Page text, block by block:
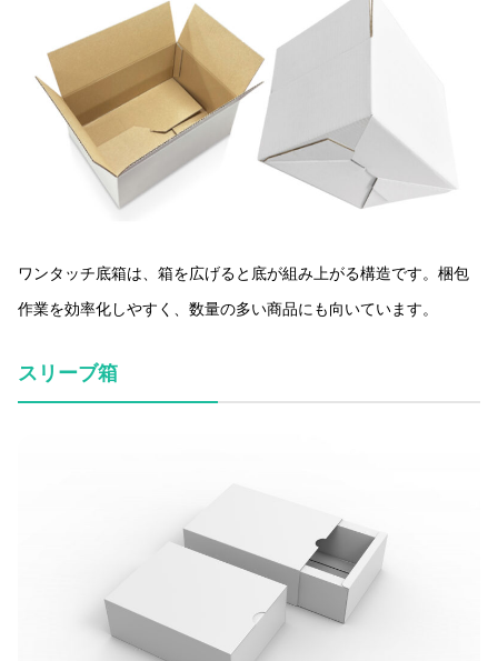
ワンタッチ底箱は、箱を広げると底が組み上がる構造です。梱包
作業を効率化しやすく、数量の多い商品にも向いています。
スリーブ箱